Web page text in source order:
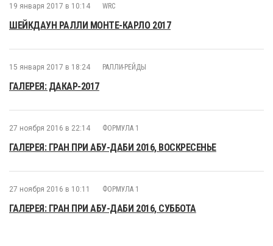
19 января 2017 в 10:14 WRC
ШЕЙКДАУН РАЛЛИ МОНТЕ-КАРЛО 2017
15 января 2017 в 18:24 РАЛЛИ-РЕЙДЫ
ГАЛЕРЕЯ: ДАКАР-2017
27 ноября 2016 в 22:14 ФОРМУЛА 1
ГАЛЕРЕЯ: ГРАН ПРИ АБУ-ДАБИ 2016, ВОСКРЕСЕНЬЕ
27 ноября 2016 в 10:11 ФОРМУЛА 1
ГАЛЕРЕЯ: ГРАН ПРИ АБУ-ДАБИ 2016, СУББОТА